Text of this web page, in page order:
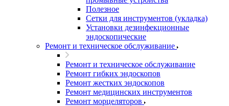
Полезное
Сетки для инструментов (укладка)
Установки дезинфекционные
эндоскопические
Ремонт и техническое обслуживание
Ремонт и техническое обслуживание
Ремонт гибких эндоскопов
Ремонт жестких эндоскопов
Ремонт медицинских инструментов
Ремонт морцеляторов